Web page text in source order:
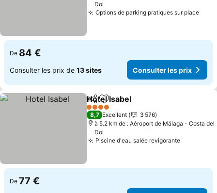
Dol
Options de parking pratiques sur place
De 84 €
Consulter les prix de 13 sites Consulter les prix
PartagerAjouter à mes favoris
Hotel Isabel
4 Étoiles
8,7 Excellent
3 576
à 5.2 km de : Aéroport de Málaga - Costa del
Dol
Piscine d'eau salée revigorante
De 77 €